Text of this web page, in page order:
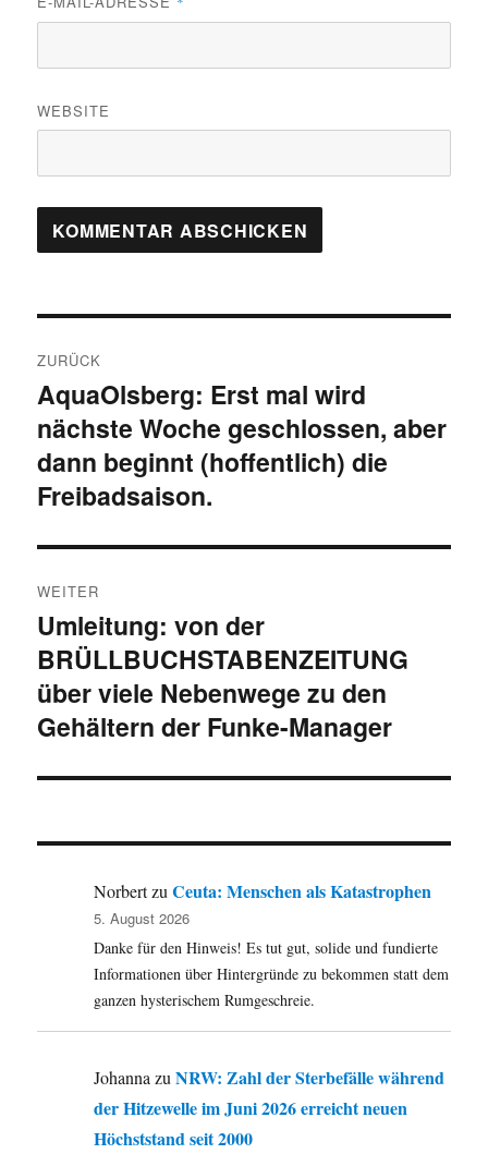
WEBSITE
ZURÜCK
Vorheriger
Beitrag:
AquaOlsberg: Erst mal wird
nächste Woche geschlossen, aber
dann beginnt (hoffentlich) die
Freibadsaison.
WEITER
Nächster
Beitrag:
Umleitung: von der
BRÜLLBUCHSTABENZEITUNG
über viele Nebenwege zu den
Gehältern der Funke-Manager
NorbertzuCeuta: Menschen als Katastrophen
5. August 2026
Danke für den Hinweis! Es tut gut, solide und fundierte
Informationen über Hintergründe zu bekommen statt dem
ganzen hysterischem Rumgeschreie.
JohannazuNRW: Zahl der Sterbefälle während
der Hitzewelle im Juni 2026 erreicht neuen
Höchststand seit 2000